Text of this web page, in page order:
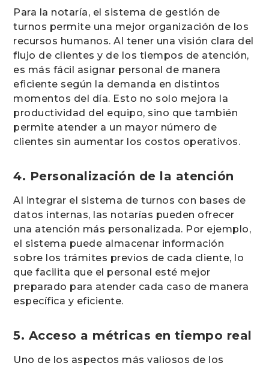
Para la notaría, el sistema de gestión de
turnos permite una mejor organización de los
recursos humanos. Al tener una visión clara del
flujo de clientes y de los tiempos de atención,
es más fácil asignar personal de manera
eficiente según la demanda en distintos
momentos del día. Esto no solo mejora la
productividad del equipo, sino que también
permite atender a un mayor número de
clientes sin aumentar los costos operativos.
4. Personalización de la atención
Al integrar el sistema de turnos con bases de
datos internas, las notarías pueden ofrecer
una atención más personalizada. Por ejemplo,
el sistema puede almacenar información
sobre los trámites previos de cada cliente, lo
que facilita que el personal esté mejor
preparado para atender cada caso de manera
específica y eficiente.
5. Acceso a métricas en tiempo real
Uno de los aspectos más valiosos de los